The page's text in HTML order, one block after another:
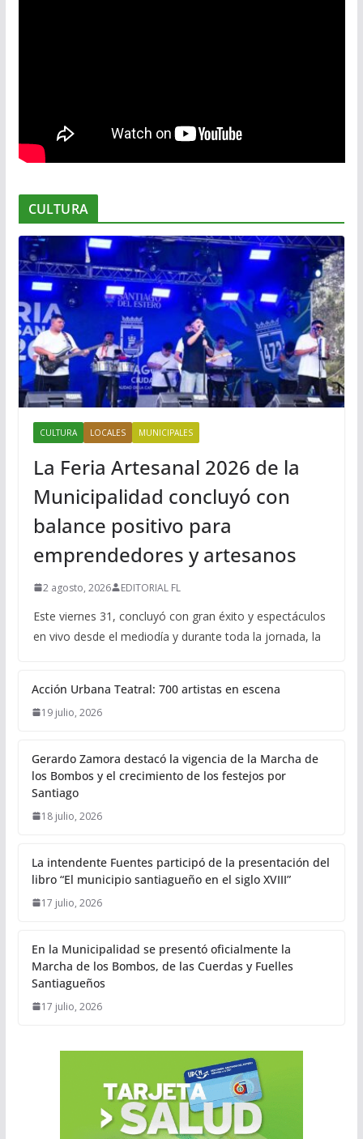
CULTURA
CULTURA LOCALES MUNICIPALES
La Feria Artesanal 2026 de la
Municipalidad concluyó con
balance positivo para
emprendedores y artesanos
2 agosto, 2026 EDITORIAL FL
Este viernes 31, concluyó con gran éxito y espectáculos
en vivo desde el mediodía y durante toda la jornada, la
Acción Urbana Teatral: 700 artistas en escena
19 julio, 2026
Gerardo Zamora destacó la vigencia de la Marcha de
los Bombos y el crecimiento de los festejos por
Santiago
18 julio, 2026
La intendente Fuentes participó de la presentación del
libro “El municipio santiagueño en el siglo XVIII”
17 julio, 2026
En la Municipalidad se presentó oficialmente la
Marcha de los Bombos, de las Cuerdas y Fuelles
Santiagueños
17 julio, 2026